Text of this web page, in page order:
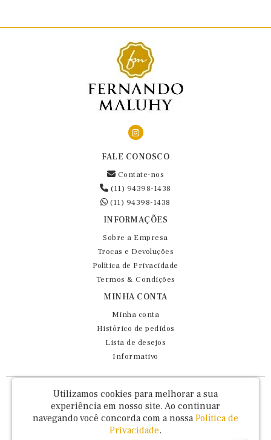
FALE CONOSCO
Contate-nos
(11) 94398-1438
(11) 94398-1438
INFORMAÇÕES
Sobre a Empresa
Trocas e Devoluções
Política de Privacidade
Termos & Condições
MINHA CONTA
Minha conta
Histórico de pedidos
Lista de desejos
Informativo
Fernando Maluhy Cia Ltda - CNPJ: 60.458.825/0001-86
Rua Dr Euclydes da Cunha, 47 - Brás - São Paulo / SP - CEP 03016-030
Utilizamos cookies para melhorar a sua
experiência em nosso site. Ao continuar
navegando você concorda com a nossa Política de
Privacidade.